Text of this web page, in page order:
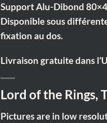
Support Alu-Dibond
Disponible sous
fixation au dos.
Livraison gratuite dans
Lord of the Rings,
Pictures are in low